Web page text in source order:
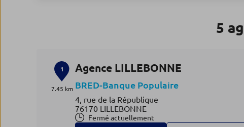
5
1
7.45 km
Agence LILLEBONNE
BRED-Banque Populaire
4, rue de la République
76170 LILLEBONNE
Fermé actuellement